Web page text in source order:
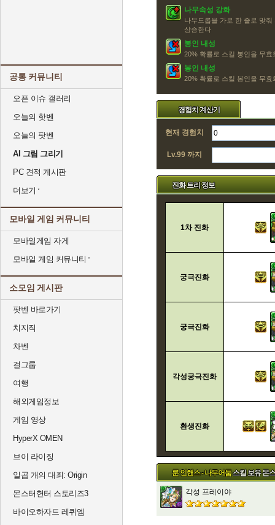
공통 커뮤니티
오픈 이슈 갤러리
오늘의 핫벤
오늘의 팟벤
AI 그림 그리기
PC 견적 게시판
더보기
모바일 게임 커뮤니티
모바일게임 자게
모바일 게임 커뮤니티
소모임 게시판
팟벤 바로가기
치지직
차벤
걸그룹
여행
해외게임정보
게임 영상
HyperX OMEN
브이 라이징
일곱 개의 대죄: Origin
몬스터헌터 스토리즈3
바이오하자드 레퀴엠
나무속성 강화
나무드롭을 가로 한 줄로 맞
상승한다
봉인 내성
20% 확률로 스킬 봉인을 무효
봉인 내성
20% 확률로 스킬 봉인을 무효
경험치 계산기
현재 경험치
Lv.99 까지
진화 트리 정보
1차 진화
궁극진화
궁극진화
각성궁극진화
환생진화
룬 인핸스 - 나무어둠스킬 보유 몬
각성 프레이야